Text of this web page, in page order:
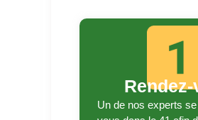
Un de nos experts